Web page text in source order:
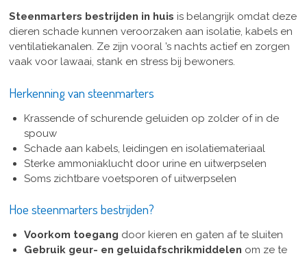
Steenmarters bestrijden in huis is belangrijk omdat deze
dieren schade kunnen veroorzaken aan isolatie, kabels en
ventilatiekanalen. Ze zijn vooral ’s nachts actief en zorgen
vaak voor lawaai, stank en stress bij bewoners.
Herkenning van steenmarters
Krassende of schurende geluiden op zolder of in de
spouw
Schade aan kabels, leidingen en isolatiemateriaal
Sterke ammoniaklucht door urine en uitwerpselen
Soms zichtbare voetsporen of uitwerpselen
Hoe steenmarters bestrijden?
Voorkom toegang door kieren en gaten af te sluiten
Gebruik geur- en geluidafschrikmiddelen om ze te